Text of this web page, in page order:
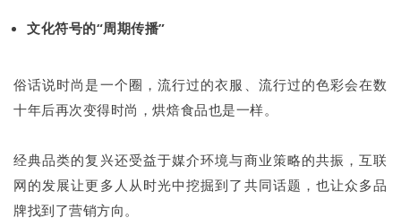
文化符号的“周期传播”
俗话说时尚是一个圈，流行过的衣服、流行过的色彩会在数
十年后再次变得时尚，烘焙食品也是一样。
经典品类的复兴还受益于媒介环境与商业策略的共振，互联
网的发展让更多人从时光中挖掘到了共同话题，也让众多品
牌找到了营销方向。